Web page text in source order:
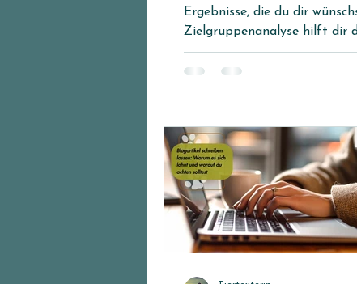
Ergebnisse, die du dir
Zielgruppenanalyse hilft dir
deine Zielgruppe klar zu
zu verstehen, wer deine
wichtig für dein Marketing
das Schnüren deines
Dienstleistungspakets. Oh je,
Zielgruppenanalyse klingt
Tabellen, Marketingbegriffen
Menge Theorie, denkst du
Angst, für